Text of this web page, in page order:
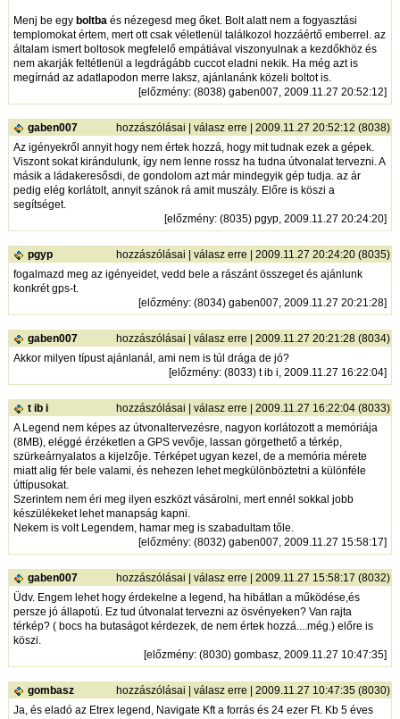
Menj be egy boltbaés nézegesd meg őket. Bolt alatt nem a fogyasztási
templomokat értem, mert ott csak véletlenül találkozol hozzáértő emberrel. az
általam ismert boltosok megfelelő empátiával viszonyulnak a kezdőkhöz és
nem akarják feltétlenül a legdrágább cuccot eladni nekik. Ha még azt is
megírnád az adatlapodon merre laksz, ajánlanánk közeli boltot is.
[előzmény: (8038) gaben007, 2009.11.27 20:52:12]
gaben007 hozzászólásai válasz erre | 2009.11.27 20:52:12 (8038)
Az igényekről annyit hogy nem értek hozzá, hogy mit tudnak ezek a gépek.
Viszont sokat kirándulunk, így nem lenne rossz ha tudna útvonalat tervezni. A
másik a ládakeresősdi, de gondolom azt már mindegyik gép tudja. az ár
pedig elég korlátolt, annyit szánok rá amit muszály. Előre is köszi a
segítséget.
[előzmény: (8035) pgyp, 2009.11.27 20:24:20]
pgyp hozzászólásai válasz erre | 2009.11.27 20:24:20 (8035)
fogalmazd meg az igényeidet, vedd bele a rászánt összeget és ajánlunk
konkrét gps-t.
[előzmény: (8034) gaben007, 2009.11.27 20:21:28]
gaben007 hozzászólásai válasz erre | 2009.11.27 20:21:28 (8034)
Akkor milyen típust ajánlanál, ami nem is túl drága de jó?
[előzmény: (8033) t ib i, 2009.11.27 16:22:04]
t ib i hozzászólásai válasz erre | 2009.11.27 16:22:04 (8033)
A Legend nem képes az útvonaltervezésre, nagyon korlátozott a memóriája
(8MB), eléggé érzéketlen a GPS vevője, lassan görgethető a térkép,
szürkeárnyalatos a kijelzője. Térképet ugyan kezel, de a memória mérete
miatt alig fér bele valami, és nehezen lehet megkülönböztetni a különféle
úttípusokat.
Szerintem nem éri meg ilyen eszközt vásárolni, mert ennél sokkal jobb
készülékeket lehet manapság kapni.
Nekem is volt Legendem, hamar meg is szabadultam tőle.
[előzmény: (8032) gaben007, 2009.11.27 15:58:17]
gaben007 hozzászólásai válasz erre | 2009.11.27 15:58:17 (8032)
Üdv. Engem lehet hogy érdekelne a legend, ha hibátlan a működése,és
persze jó állapotú. Ez tud útvonalat tervezni az ösvényeken? Van rajta
térkép? ( bocs ha butaságot kérdezek, de nem értek hozzá....még.) előre is
köszi.
[előzmény: (8030) gombasz, 2009.11.27 10:47:35]
gombasz hozzászólásai válasz erre | 2009.11.27 10:47:35 (8030)
Ja, és eladó az Etrex legend, Navigate Kft a forrás és 24 ezer Ft. Kb 5 éves